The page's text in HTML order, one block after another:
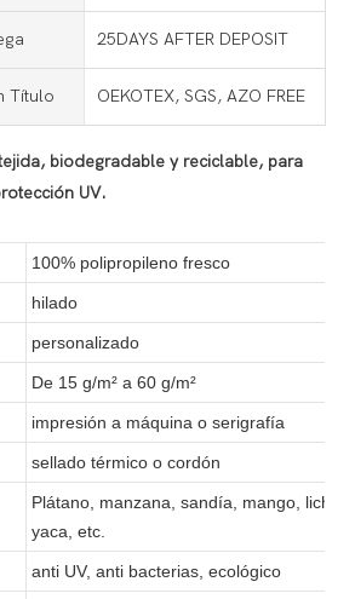
25DAYS AFTER DEPOSIT
Título OEKOTEX, SGS, AZO FREE
biodegradable y reciclable, para
UV.
100% polipropileno fresco
hilado
personalizado
De 15 g/m² a 60 g/m²
impresión a máquina o serigrafía
sellado térmico o cordón
Plátano, manzana, sandía, mango, lichi,
yaca, etc.
anti UV, anti bacterias, ecológico